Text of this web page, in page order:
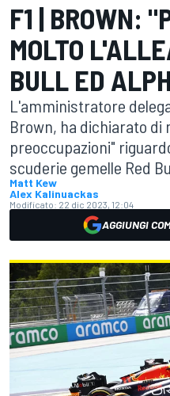
F1 | BROWN:
MOLTO
BULL ED
L'amministratore
Brown, ha dichiarato di
preoccupazioni"
scuderie gemelle Red
Matt Kew
Alex Kalinuackas
Modificato: 22 dic 2023, 12:04
AGGIUNGI